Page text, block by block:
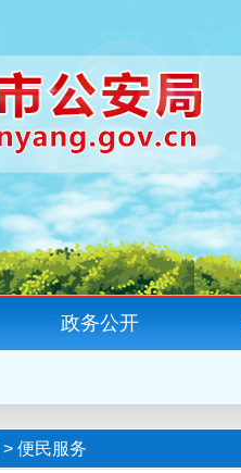
政务公开
> 便民服务